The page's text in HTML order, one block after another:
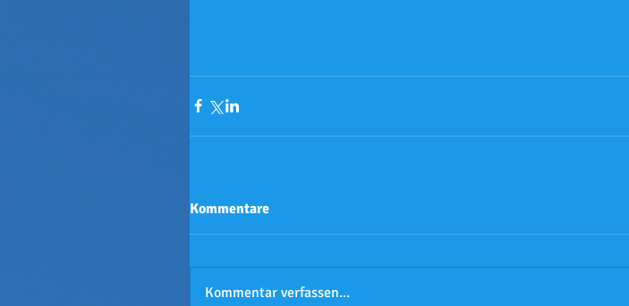
Kommentare
Kommentar verfassen...